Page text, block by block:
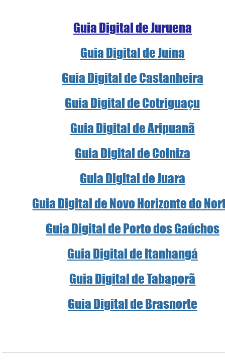
Guia Digital de Juruena
Guia Digital de Juína
Guia Digital de Castanheira
Guia Digital de Cotriguaçu
Guia Digital de Aripuanã
Guia Digital de Colniza
Guia Digital de Juara
Guia Digital de Novo Horizonte do
Guia Digital de Porto dos Gaúchos
Guia Digital de Itanhangá
Guia Digital de Tabaporã
Guia Digital de Brasnorte